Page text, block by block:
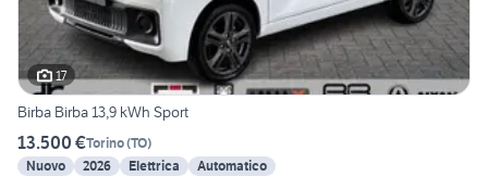
17
Birba Birba 13,9 kWh Sport
13.500 €Torino(TO)
Nuovo
2026 Elettrica
Automatico